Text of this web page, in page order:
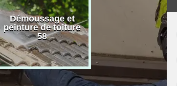
Démoussage et
peinture de toiture
58
Nettoyage et
traitement de
toiture 58